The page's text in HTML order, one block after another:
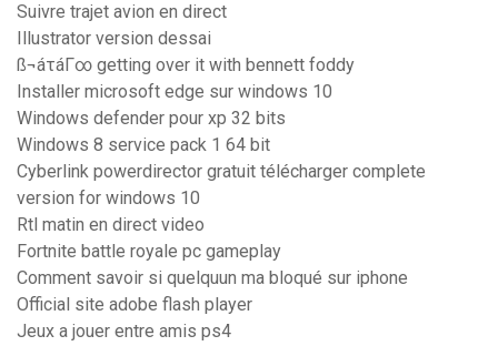
Suivre trajet avion en direct
Illustrator version dessai
ß¬áτáΓ∞ getting over it with bennett foddy
Installer microsoft edge sur windows 10
Windows defender pour xp 32 bits
Windows 8 service pack 1 64 bit
Cyberlink powerdirector gratuit télécharger complete
version for windows 10
Rtl matin en direct video
Fortnite battle royale pc gameplay
Comment savoir si quelquun ma bloqué sur iphone
Official site adobe flash player
Jeux a jouer entre amis ps4